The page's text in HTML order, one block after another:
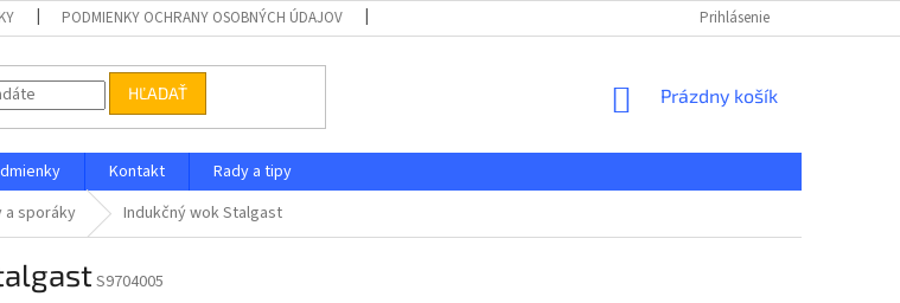
PODMIENKY OCHRANY OSOBNÝCH ÚDAJOV DOPRAVA A PLATBA
Prihlásenie
HĽADAŤ
NÁKUPNÝ
Prázdny košík
Kontakt
Rady a tipy
a sporáky Indukčný wok Stalgast
S9704005